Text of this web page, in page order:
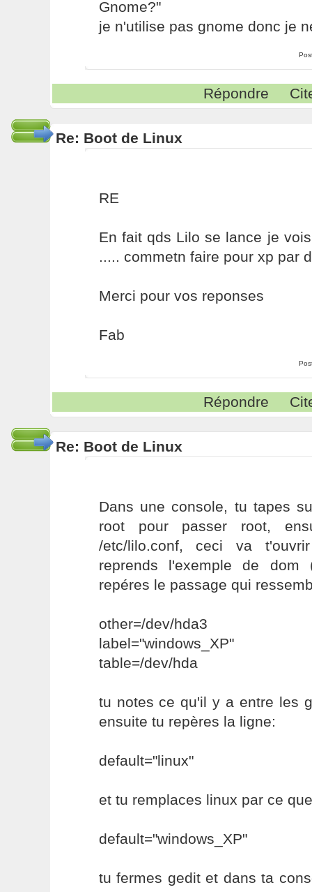
Gnome?"
je n'utilise pas gnome donc je
Répondre
Re: Boot de Linux
RE
En fait qds Lilo se lance je
..... commetn faire pour xp par
Merci pour vos reponses
Fab
Répondre
Re: Boot de Linux
Dans une console, tu tapes
root pour passer root,
/etc/lilo.conf, ceci va
reprends l'exemple de
repéres le passage qui
other=/dev/hda3
label="windows_XP"
table=/dev/hda
tu notes ce qu'il y a entre les
ensuite tu repères la ligne:
default="linux"
et tu remplaces linux par ce
default="windows_XP"
tu fermes gedit et dans ta